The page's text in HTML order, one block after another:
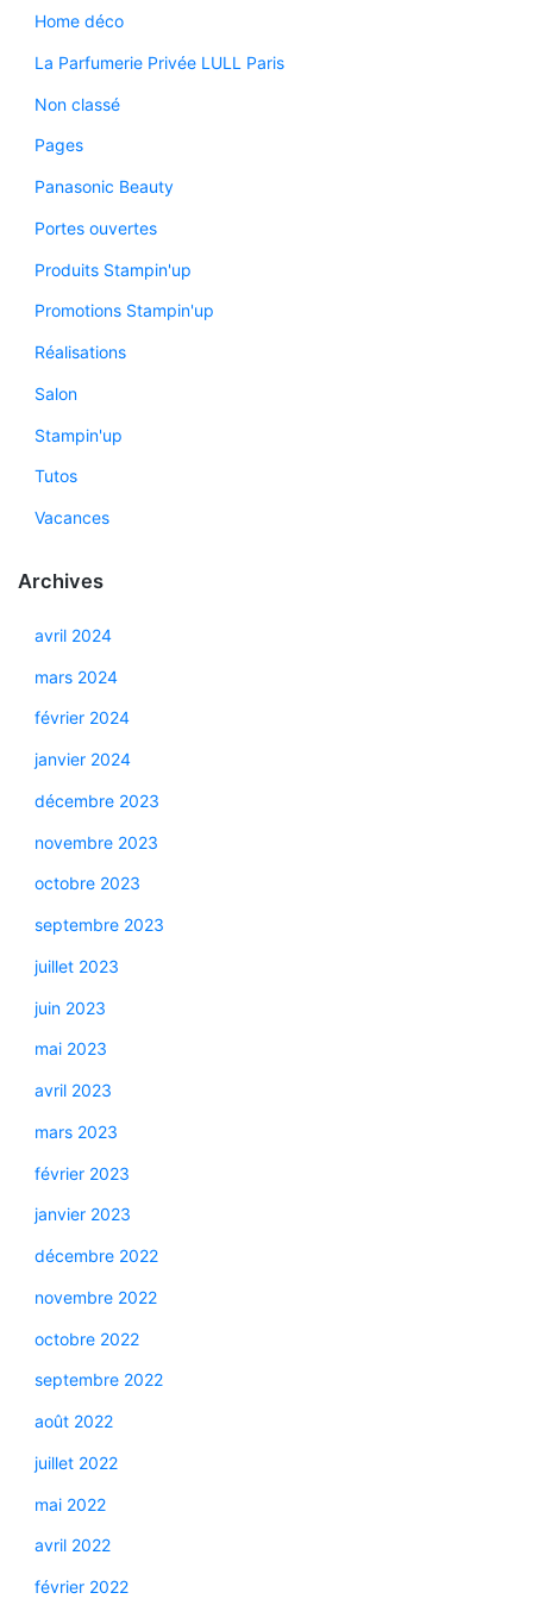
Home déco
La Parfumerie Privée LULL Paris
Non classé
Pages
Panasonic Beauty
Portes ouvertes
Produits Stampin'up
Promotions Stampin'up
Réalisations
Salon
Stampin'up
Tutos
Vacances
Archives
avril 2024
mars 2024
février 2024
janvier 2024
décembre 2023
novembre 2023
octobre 2023
septembre 2023
juillet 2023
juin 2023
mai 2023
avril 2023
mars 2023
février 2023
janvier 2023
décembre 2022
novembre 2022
octobre 2022
septembre 2022
août 2022
juillet 2022
mai 2022
avril 2022
février 2022